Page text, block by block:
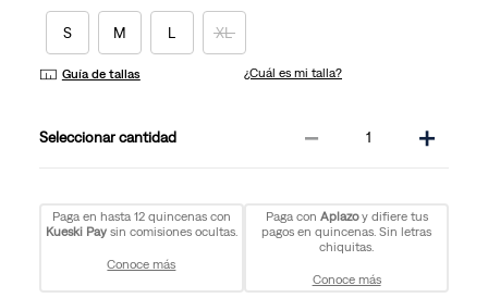
S M L XL
Guía de tallas ¿Cuál es mi talla?
cantidad ＋
－
Paga en hasta 12 quincenas con
Kueski Paysin comisiones ocultas.
Conoce más
Paga con Aplazoy difiere tus
pagos en quincenas. Sin letras
chiquitas.
Conoce más